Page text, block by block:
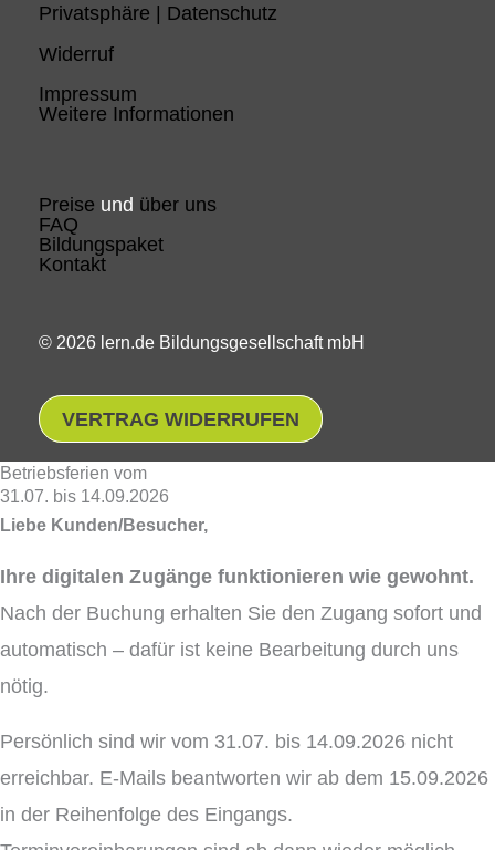
Privatsphäre | Datenschutz
Widerruf
Impressum
Weitere Informationen
Preise und über uns
FAQ
Bildungspaket
Kontakt
© 2026 lern.de Bildungsgesellschaft mbH
VERTRAG WIDERRUFEN
Betriebsferien vom
31.07. bis 14.09.2026
Liebe Kunden/Besucher,
Ihre digitalen Zugänge funktionieren wie gewohnt.
Nach der Buchung erhalten Sie den Zugang sofort und
automatisch – dafür ist keine Bearbeitung durch uns
nötig.
Persönlich sind wir vom 31.07. bis 14.09.2026 nicht
erreichbar. E-Mails beantworten wir ab dem 15.09.2026
in der Reihenfolge des Eingangs.